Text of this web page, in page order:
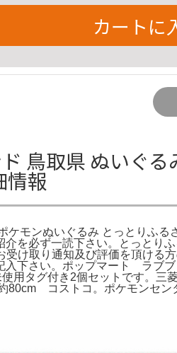
カートに
鳥取県 ぬいぐ
情報
モンぬいぐるみ とっとりふる
を必ず一読下さい。とっとり
け取り通知及び評価を頂ける
入下さい。ポップマート ラブ
使用タグ付き2個セットです
80cm コストコ。ポケモンセン